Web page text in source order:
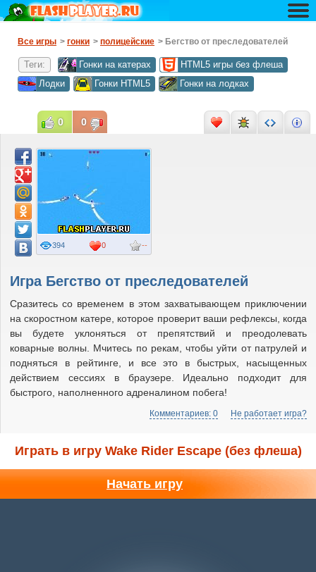
Все игры > гонки > полицейские > Бегство от преследователей
Теги: Гонки на катерах
HTML5 игры без флеша
Лодки
Гонки HTML5 Гонки на лодках
Игра Бегство от преследователей
Сразитесь со временем в этом захватывающем приключении
на скоростном катере, которое проверит ваши рефлексы, когда
вы будете уклоняться от препятствий и преодолевать
коварные волны. Мчитесь по рекам, чтобы уйти от патрулей и
подняться в рейтинге, и все это в быстрых, насыщенных
действием сессиях в браузере. Идеально подходит для
быстрого, наполненного адреналином побега!
Комментариев: 0 Не работает игра?
--
394 0
0 0
Играть в игру Wake Rider Escape (без флеша)
Начать игру